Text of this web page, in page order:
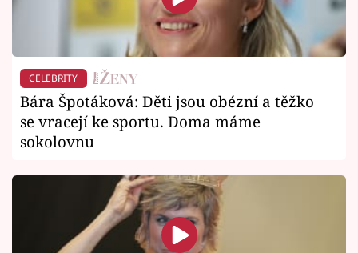
CELEBRITY
Bára Špotáková: Děti jsou obézní a těžko
se vracejí ke sportu. Doma máme
sokolovnu